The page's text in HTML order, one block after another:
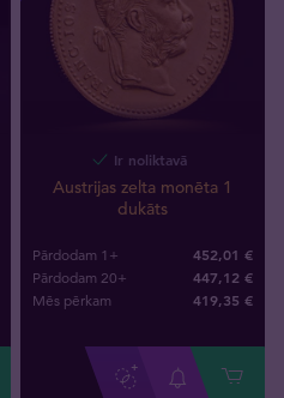
Ir noliktavā
Austrijas zelta monēta 1
dukāts
Pārdodam 1+ 452,01 €
Pārdodam 20+ 447,12 €
Mēs pērkam 419,35 €